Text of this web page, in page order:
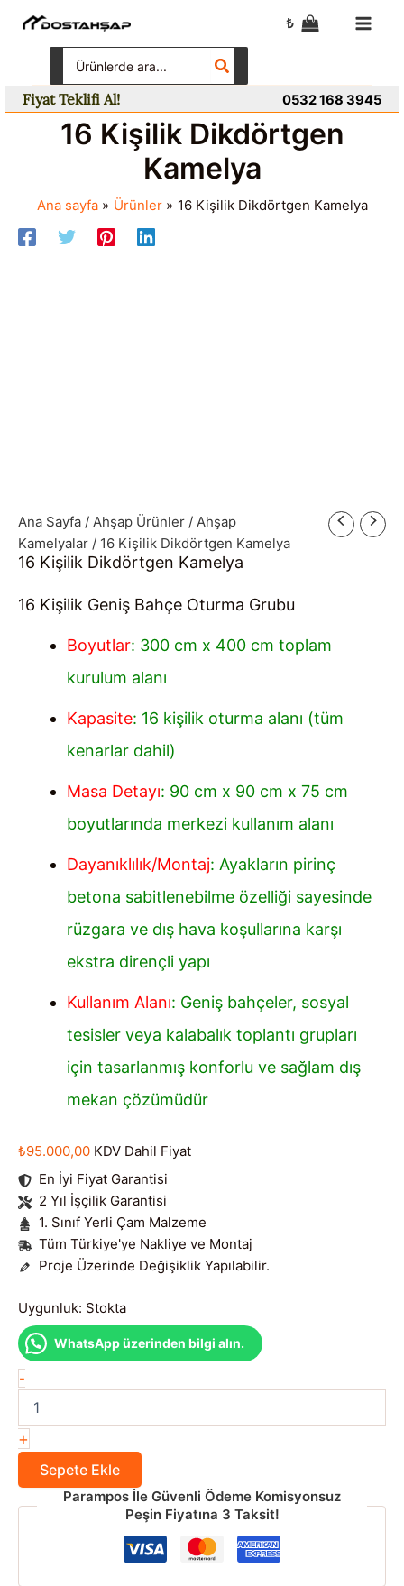
₺
for:
Fiyat Teklifi Al! 0532 168 3945
16 Kişilik Dikdörtgen
Kamelya
Ana sayfa Ürünler 16 Kişilik Dikdörtgen Kamelya
Ana Sayfa / Ahşap Ürünler / Ahşap
Kamelyalar / 16 Kişilik Dikdörtgen Kamelya
16 Kişilik Dikdörtgen Kamelya
16 Kişilik Geniş Bahçe Oturma Grubu
Boyutlar: 300 cm x 400 cm toplam
kurulum alanı
Kapasite: 16 kişilik oturma alanı (tüm
kenarlar dahil)
Masa Detayı: 90 cm x 90 cm x 75 cm
boyutlarında merkezi kullanım alanı
Dayanıklılık/Montaj: Ayakların pirinç
betona sabitlenebilme özelliği sayesinde
rüzgara ve dış hava koşullarına karşı
ekstra dirençli yapı
Kullanım Alanı: Geniş bahçeler, sosyal
tesisler veya kalabalık toplantı grupları
için tasarlanmış konforlu ve sağlam dış
mekan çözümüdür
₺95.000,00 KDV Dahil Fiyat
En İyi Fiyat Garantisi
2 Yıl İşçilik Garantisi
1. Sınıf Yerli Çam Malzeme
Tüm Türkiye'ye Nakliye ve Montaj
Proje Üzerinde Değişiklik Yapılabilir.
Uygunluk: Stokta
WhatsApp üzerinden bilgi alın.
-
Kişilik
Dikdörtgen
Kamelya
adet
+
Sepete Ekle
Parampos İle Güvenli Ödeme Komisyonsuz
Peşin Fiyatına 3 Taksit!